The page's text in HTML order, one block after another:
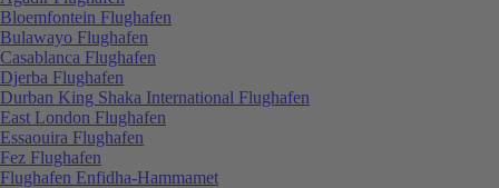
Bloemfontein Flughafen
Bulawayo Flughafen
Casablanca Flughafen
Djerba Flughafen
Durban King Shaka International Flughafen
East London Flughafen
Essaouira Flughafen
Fez Flughafen
Flughafen Enfidha-Hammamet